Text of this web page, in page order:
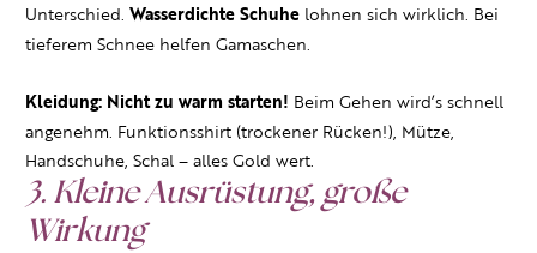
Unterschied. Wasserdichte Schuhe lohnen sich wirklich. Bei
tieferem Schnee helfen Gamaschen.
Kleidung: Nicht zu warm starten! Beim Gehen wird’s schnell
angenehm. Funktionsshirt (trockener Rücken!), Mütze,
Handschuhe, Schal – alles Gold wert.
3. Kleine Ausrüstung, große
Wirkung